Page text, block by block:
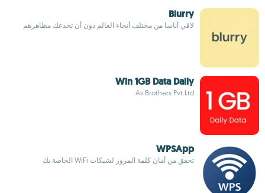
Blurry
لاقي أناسا من مختلف أنحاء العالم دون أن تخدعك مظاهرهم
Win 1GB Data Daily
As Brothers Pvt.Ltd
WPSApp
تحقق من أمان كلمة المرور لشبكات WiFi الخاصة بك